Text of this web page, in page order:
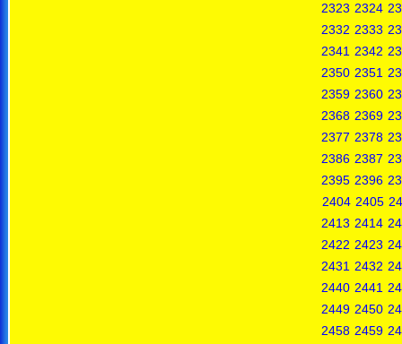
2323 2324
2332 2333
2341 2342
2350 2351
2359 2360
2368 2369
2377 2378
2386 2387
2395 2396
2404 2405
2413 2414
2422 2423
2431 2432
2440 2441
2449 2450
2458 2459